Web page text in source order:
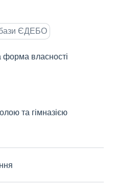
бази ЄДЕБО
власності
та гімназією